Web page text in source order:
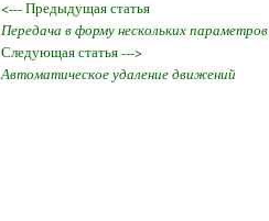
<--- Предыдущая статья
Передача в форму нескольких параметров
Следующая статья --->
Автоматическое удаление движений